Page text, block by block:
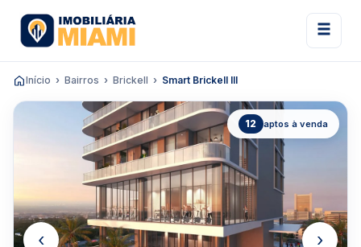
Início Bairros Brickell Smart Brickell III
12 aptos à venda
‹ ›